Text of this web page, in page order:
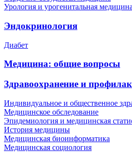
Урология и урогенитальная медицина
Эндокринология
Диабет
Медицина: общие вопросы
Здравоохранение и
Индивидуальное и общественное
Медицинское обследование
Эпидемиология и медицинская
История медицины
Медицинская биоинформатика
Медицинская социология